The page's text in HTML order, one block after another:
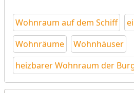
Wohnraum auf dem Schiff
Wohnräume
Wohnhäuser
heizbarer Wohnraum der